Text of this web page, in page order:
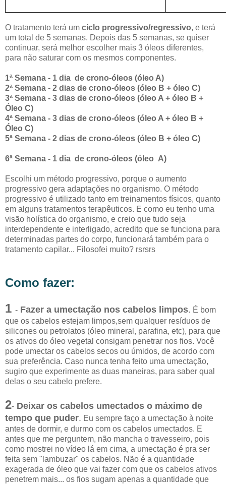
O tratamento terá um ciclo progressivo/regressivo, e terá
um total de 5 semanas. Depois das 5 semanas, se quiser
continuar, será melhor escolher mais 3 óleos diferentes,
para não saturar com os mesmos componentes.
1ª Semana - 1 dia de crono-óleos (óleo A)
2ª Semana - 2 dias de crono-óleos (óleo B + óleo C)
3ª Semana - 3 dias de crono-óleos (óleo A + óleo B +
Óleo C)
4ª Semana - 3 dias de crono-óleos (óleo A + óleo B +
Óleo C)
5ª Semana - 2 dias de crono-óleos (óleo B + óleo C)
6ª Semana - 1 dia de crono-óleos (óleo A)
Escolhi um método progressivo, porque o aumento
progressivo gera adaptações no organismo. O método
progressivo é utilizado tanto em treinamentos físicos, quanto
em alguns tratamentos terapêuticos. E como eu tenho uma
visão holística do organismo, e creio que tudo seja
interdependente e interligado, acredito que se funciona para
determinadas partes do corpo, funcionará também para o
tratamento capilar... Filosofei muito? rsrsrs
Como fazer:
1 - Fazer a umectação nos cabelos limpos. É bom
que os cabelos estejam limpos,sem qualquer resíduos de
silicones ou petrolatos (óleo mineral, parafina, etc), para que
os ativos do óleo vegetal consigam penetrar nos fios. Você
pode umectar os cabelos secos ou úmidos, de acordo com
sua preferência. Caso nunca tenha feito uma umectação,
sugiro que experimente as duas maneiras, para saber qual
delas o seu cabelo prefere.
2- Deixar os cabelos umectados o máximo de
tempo que puder. Eu sempre faço a umectação à noite
antes de dormir, e durmo com os cabelos umectados. E
antes que me perguntem, não mancha o travesseiro, pois
como mostrei no vídeo lá em cima, a umectação é pra ser
feita sem "lambuzar" os cabelos. Não é a quantidade
exagerada de óleo que vai fazer com que os cabelos ativos
penetrem mais... os fios sugam apenas a quantidade que